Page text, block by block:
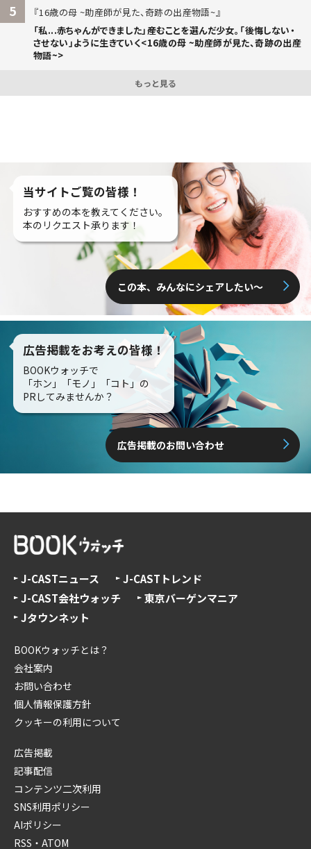
5
16歳の母 ~助産師が見た、奇跡の出産物語~
「私...赤ちゃんができました」――産むことを選んだ少女。「後悔しない・
させない」ように生きていく<16歳の母 ~助産師が見た、奇跡の出産
物語~>
もっと見る
当サイトご覧の皆様！
おすすめの本を教えてください。
本のリクエスト承ります！
この本、みんなにシェアしたい〜
広告掲載をお考えの皆様！
BOOKウォッチで
「ホン」「モノ」「コト」の
PRしてみませんか？
広告掲載のお問い合わせ
J-CASTニュース
J-CASTトレンド
J-CAST会社ウォッチ
東京バーゲンマニア
Jタウンネット
BOOKウォッチとは？
会社案内
お問い合わせ
個人情報保護方針
クッキーの利用について
広告掲載
記事配信
コンテンツ二次利用
SNS利用ポリシー
AIポリシー
RSS・ATOM